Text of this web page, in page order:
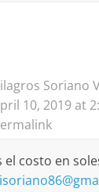
Soriano
10, 2019 at
el costo en